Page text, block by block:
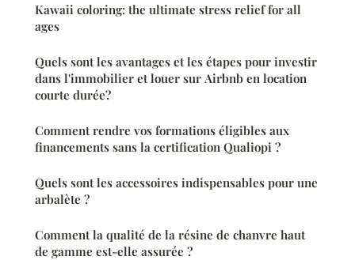
Kawaii coloring: the ultimate stress relief for all
ages
Quels sont les avantages et les étapes pour investir
dans l'immobilier et louer sur Airbnb en location
courte durée?
Comment rendre vos formations éligibles aux
financements sans la certification Qualiopi ?
Quels sont les accessoires indispensables pour une
arbalète ?
Comment la qualité de la résine de chanvre haut
de gamme est-elle assurée ?